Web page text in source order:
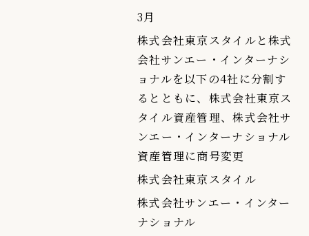
3月
株式会社東京スタイルと株式
会社サンエー・インターナシ
ョナルを以下の4社に分割す
るとともに、株式会社東京ス
タイル資産管理、株式会社サ
ンエー・インターナショナル
資産管理に商号変更
株式会社東京スタイル
株式会社サンエー・インター
ナショナル